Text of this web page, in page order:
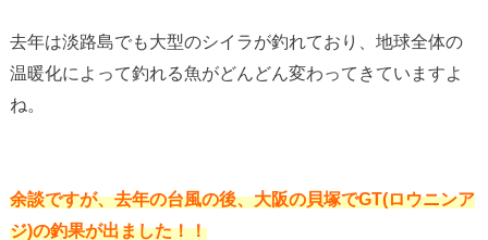
去年は淡路島でも大型のシイラが釣れており、地球全体の
温暖化によって釣れる魚がどんどん変わってきていますよ
ね。
余談ですが、去年の台風の後、大阪の貝塚でGT(ロウニンア
ジ)の釣果が出ました！！